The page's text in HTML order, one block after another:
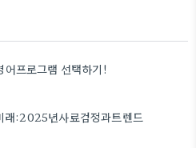
프로그램 선택하기!
래:2025년사료검정과트렌드